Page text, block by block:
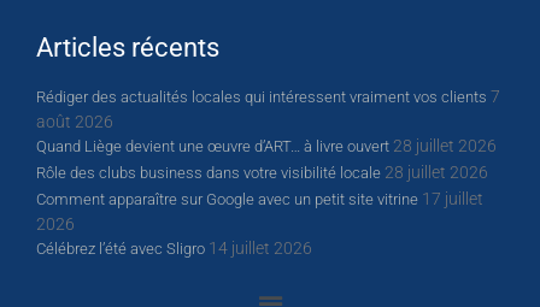
Articles récents
Rédiger des actualités locales qui intéressent vraiment vos clients 7
août 2026
Quand Liège devient une œuvre d’ART… à livre ouvert 28 juillet 2026
Rôle des clubs business dans votre visibilité locale 28 juillet 2026
Comment apparaître sur Google avec un petit site vitrine 17 juillet
2026
Célébrez l’été avec Sligro 14 juillet 2026